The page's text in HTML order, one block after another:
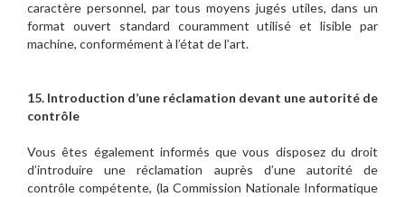
caractère personnel, par tous moyens jugés utiles, dans un
format ouvert standard couramment utilisé et lisible par
machine, conformément à l’état de l’art.
15. Introduction d’une réclamation devant une autorité de
contrôle
Vous êtes également informés que vous disposez du droit
d’introduire une réclamation auprès d’une autorité de
contrôle compétente, (la Commission Nationale Informatique